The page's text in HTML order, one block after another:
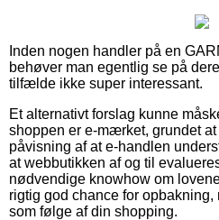
Inden nogen handler på en
behøver man egentlig se på
tilfælde ikke super interessant.
Et alternativt forslag kunne
shoppen er e-mærket, grundet
påvisning af at e-handlen
at webbutikken af og til
nødvendige knowhow om
rigtig god chance for
som følge af din shopping.